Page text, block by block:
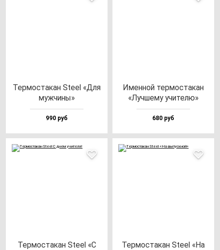
Тер­мос­та­кан Ste­el «Для
муж­чи­ны»
990 руб
Имен­ной тер­мос­та­кан
«Луч­ше­му учи­те­лю»
680 руб
Тер­мос­та­кан Ste­el «С
Тер­мос­та­кан Ste­el «На